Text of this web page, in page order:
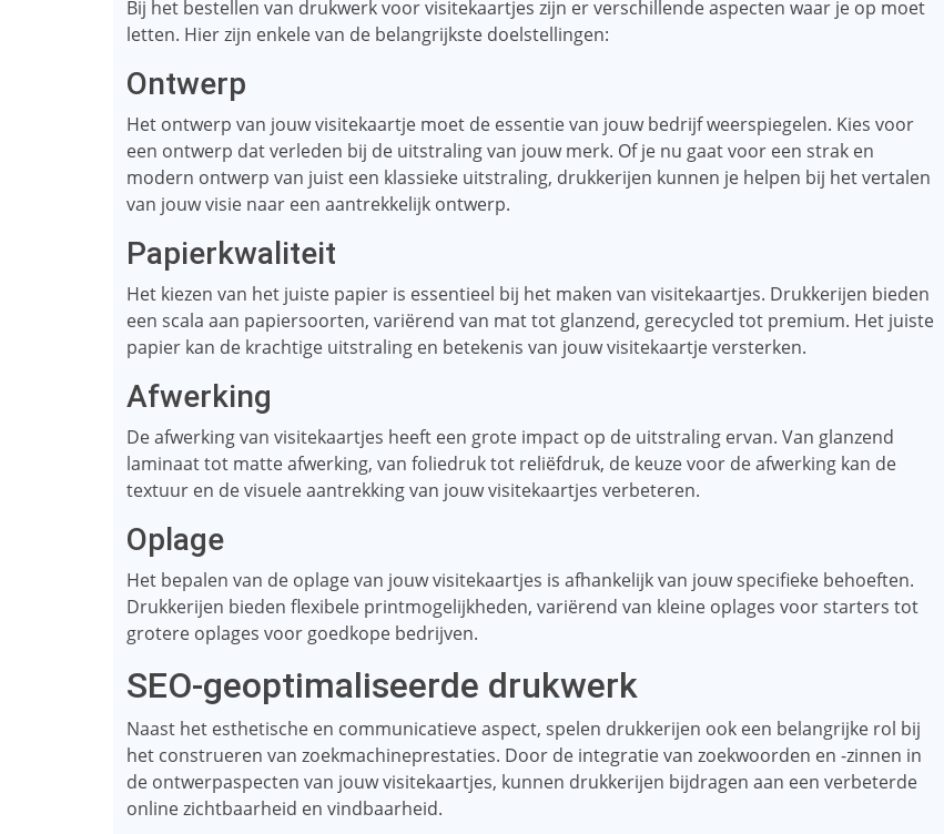
Bij het bestellen van drukwerk voor visitekaartjes zijn er verschillende aspecten waar je op moet
letten. Hier zijn enkele van de belangrijkste doelstellingen:
Ontwerp
Het ontwerp van jouw visitekaartje moet de essentie van jouw bedrijf weerspiegelen. Kies voor
een ontwerp dat verleden bij de uitstraling van jouw merk. Of je nu gaat voor een strak en
modern ontwerp van juist een klassieke uitstraling, drukkerijen kunnen je helpen bij het vertalen
van jouw visie naar een aantrekkelijk ontwerp.
Papierkwaliteit
Het kiezen van het juiste papier is essentieel bij het maken van visitekaartjes. Drukkerijen bieden
een scala aan papiersoorten, variërend van mat tot glanzend, gerecycled tot premium. Het juiste
papier kan de krachtige uitstraling en betekenis van jouw visitekaartje versterken.
Afwerking
De afwerking van visitekaartjes heeft een grote impact op de uitstraling ervan. Van glanzend
laminaat tot matte afwerking, van foliedruk tot reliëfdruk, de keuze voor de afwerking kan de
textuur en de visuele aantrekking van jouw visitekaartjes verbeteren.
Oplage
Het bepalen van de oplage van jouw visitekaartjes is afhankelijk van jouw specifieke behoeften.
Drukkerijen bieden flexibele printmogelijkheden, variërend van kleine oplages voor starters tot
grotere oplages voor goedkope bedrijven.
SEO-geoptimaliseerde drukwerk
Naast het esthetische en communicatieve aspect, spelen drukkerijen ook een belangrijke rol bij
het construeren van zoekmachineprestaties. Door de integratie van zoekwoorden en -zinnen in
de ontwerpaspecten van jouw visitekaartjes, kunnen drukkerijen bijdragen aan een verbeterde
online zichtbaarheid en vindbaarheid.